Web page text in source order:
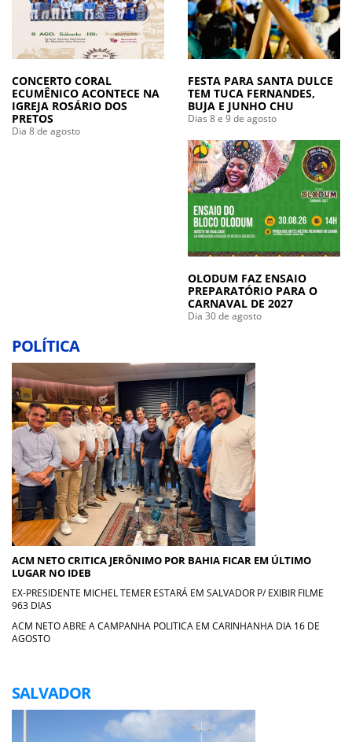
CONCERTO CORAL
ECUMÊNICO ACONTECE NA
IGREJA ROSÁRIO DOS
PRETOS
Dia 8 de agosto
FESTA PARA SANTA DULCE
TEM TUCA FERNANDES,
BUJA E JUNHO CHU
Dias 8 e 9 de agosto
OLODUM FAZ ENSAIO
PREPARATÓRIO PARA O
CARNAVAL DE 2027
Dia 30 de agosto
POLÍTICA
ACM NETO CRITICA JERÔNIMO POR BAHIA FICAR EM ÚLTIMO
LUGAR NO IDEB
EX-PRESIDENTE MICHEL TEMER ESTARÁ EM SALVADOR P/ EXIBIR FILME
963 DIAS
ACM NETO ABRE A CAMPANHA POLITICA EM CARINHANHA DIA 16 DE
AGOSTO
SALVADOR